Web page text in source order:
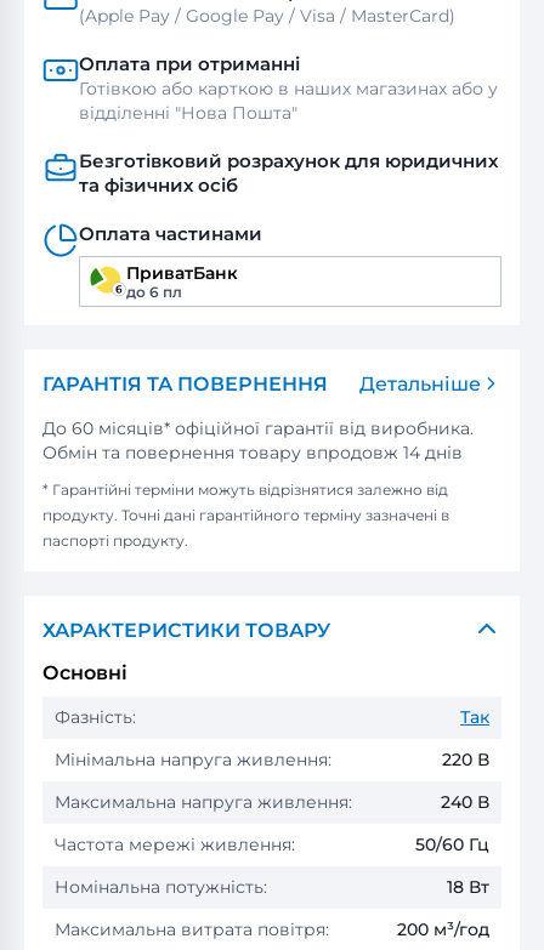
(Apple Pay / Google Pay / Visa / MasterСard)
Оплата при отриманні
Готівкою або карткою в наших магазинах або у
відділенні "Нова Пошта"
Безготівковий розрахунок для юридичних
та фізичних осіб
Оплата частинами
ПриватБанк
до 6 пл
ГАРАНТІЯ ТА ПОВЕРНЕННЯ Детальніше
До 60 місяців* офіційної гарантії від виробника.
Обмін та повернення товару впродовж 14 днів
* Гарантійні терміни можуть відрізнятися залежно від
продукту. Точні дані гарантійного терміну зазначені в
паспорті продукту.
ХАРАКТЕРИСТИКИ ТОВАРУ
Основні
Фазність:
Так
Мінімальна напруга живлення:
220 В
Максимальна напруга живлення:
240 В
Частота мережі живлення:
50/60 Гц
Номінальна потужність:
18 Вт
Максимальна витрата повітря:
200 м³/год